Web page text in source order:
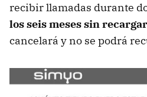
recibir llamadas durante
los seis meses sin recargar
cancelará y no se podrá